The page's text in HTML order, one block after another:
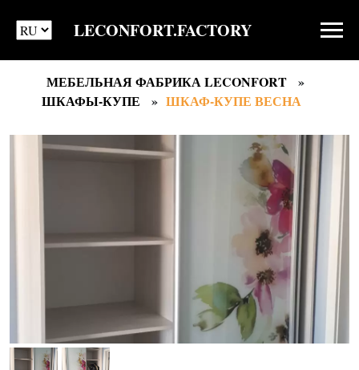
LECONFORT.FACTORY
МЕБЕЛЬНАЯ ФАБРИКА LECONFORT
ШКАФЫ-КУПЕ
ШКАФ-КУПЕ ВЕСНА